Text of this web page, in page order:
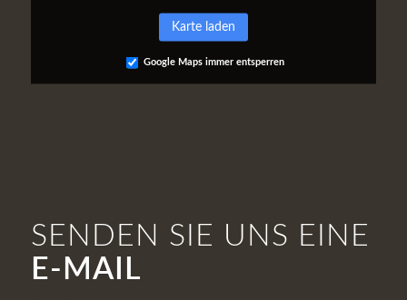
Karte laden
Google Maps immer entsperren
SENDEN SIE UNS EINE
E-MAIL